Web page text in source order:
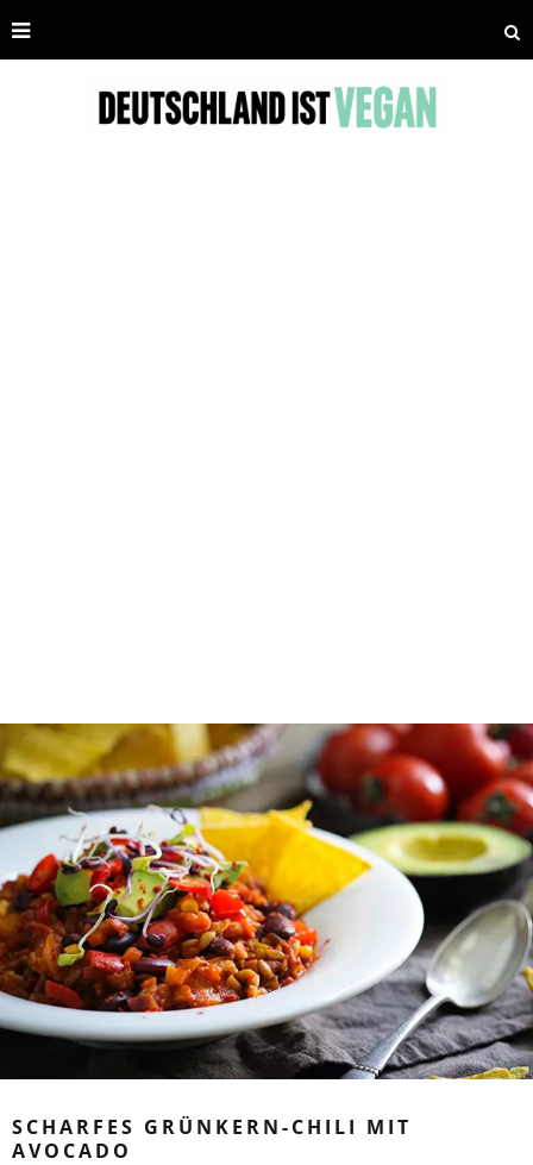
SCHARFES GRÜNKERN-CHILI MIT
AVOCADO